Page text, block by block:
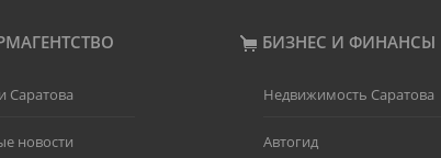
БИЗНЕС И ФИНАНСЫ
Саратова
новости
Недвижимость Саратова
Автогид